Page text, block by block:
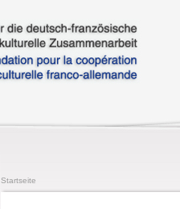
Startseite